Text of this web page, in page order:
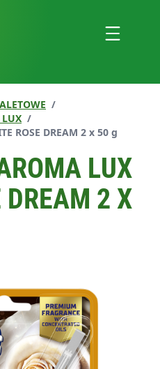
/
LUX /
ROSE DREAM 2 x 50 g
LUX
DREAM 2 X